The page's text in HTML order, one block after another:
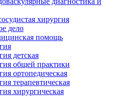
хирургия
дело
помощь
детская
общей практики
ортопедическая
терапевтическая
хирургическая